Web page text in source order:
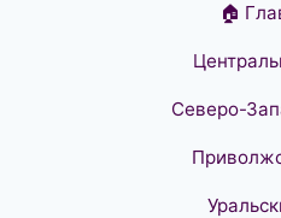
🏠
Северо-